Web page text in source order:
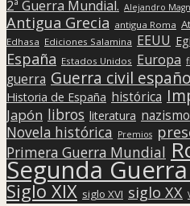
2ª Guerra Mundial. Alejandro
Antigua Grecia antigua Roma
Edhasa Ediciones Salamina EEUU
España Estados Unidos Europa
guerra Guerra civil
Historia de España histórica
Japón libros literatura nazismo
Novela histórica Premios
Primera Guerra Mundial
Segunda
Siglo XIX siglo XVI siglo XX